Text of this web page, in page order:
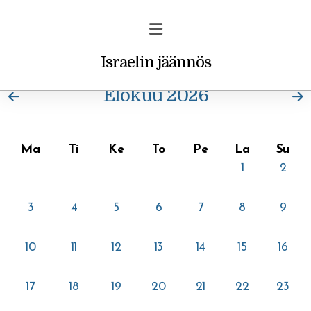
Israelin jäännös
Elokuu 2026
Ma Ti Ke To Pe La
Su
1
2
3 4 5 6 7 8 9
10 11 12 13 14 15 16
17 18 19 20 21 22 23